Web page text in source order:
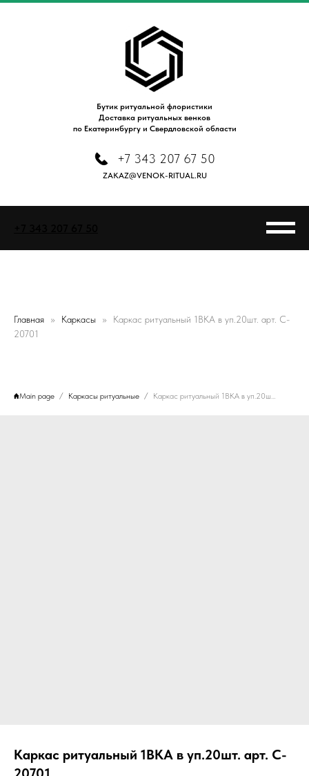
Бутик ритуальной флористики
Доставка ритуальных венков
по Екатеринбургу и Свердловской области
+7 343 207 67 50
ZAKAZ@VENOK-RITUAL.RU
Главная Каркасы
Каркас ритуальный 1ВКА в уп.20шт. арт. C-
20701
Main page Каркасы ритуальные
Каркас ритуальный 1ВКА в уп.20шт. арт. C-